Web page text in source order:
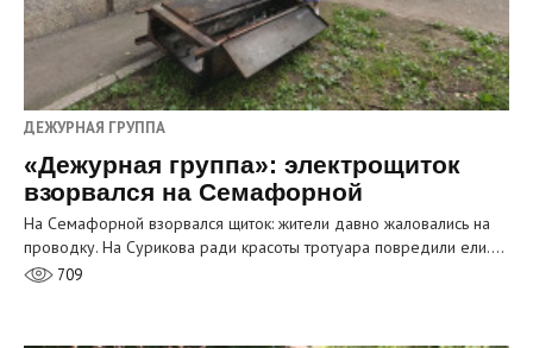
ДЕЖУРНАЯ ГРУППА
«Дежурная группа»: электрощиток
взорвался на Семафорной
На Семафорной взорвался щиток: жители давно жаловались на
проводку. На Сурикова ради красоты тротуара повредили ели.…
709